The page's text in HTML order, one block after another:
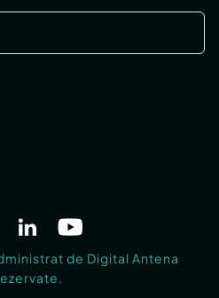
de Digital Antena